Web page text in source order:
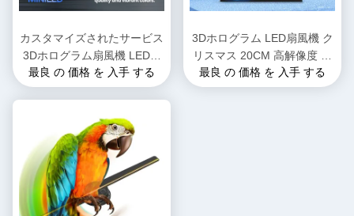
カスタマイズされたサービス
3Dホログラム扇風機 LEDデ
ィスプレイ技術 5V 3A 入力
電圧解像度ディスプレイ
最良 の 価格 を 入手 する
3Dホログラム LED扇風機 ク
リスマス 20CM 高解像度 ア
クリル保護カバー 室内使用
快速配送 スーパーマーケッ
最良 の 価格 を 入手 する